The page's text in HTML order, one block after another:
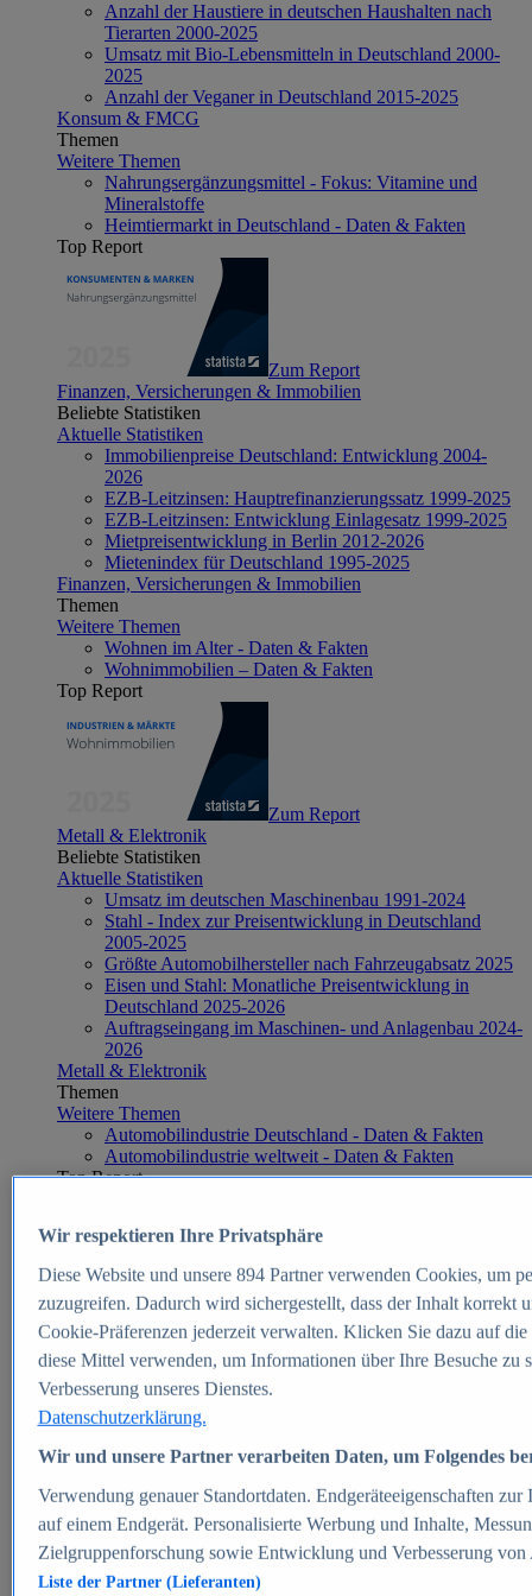
Anzahl der Haustiere in deutschen Haushalten nach
Tierarten 2000-2025
Umsatz mit Bio-Lebensmitteln in Deutschland 2000-
2025
Anzahl der Veganer in Deutschland 2015-2025
Konsum & FMCG
Themen
Weitere Themen
Nahrungsergänzungsmittel - Fokus: Vitamine und
Mineralstoffe
Heimtiermarkt in Deutschland - Daten & Fakten
Top Report
Zum Report
Finanzen, Versicherungen & Immobilien
Beliebte Statistiken
Aktuelle Statistiken
Immobilienpreise Deutschland: Entwicklung 2004-
2026
EZB-Leitzinsen: Hauptrefinanzierungssatz 1999-2025
EZB-Leitzinsen: Entwicklung Einlagesatz 1999-2025
Mietpreisentwicklung in Berlin 2012-2026
Mietenindex für Deutschland 1995-2025
Finanzen, Versicherungen & Immobilien
Themen
Weitere Themen
Wohnen im Alter - Daten & Fakten
Wohnimmobilien – Daten & Fakten
Top Report
Zum Report
Metall & Elektronik
Beliebte Statistiken
Aktuelle Statistiken
Umsatz im deutschen Maschinenbau 1991-2024
Stahl - Index zur Preisentwicklung in Deutschland
2005-2025
Größte Automobilhersteller nach Fahrzeugabsatz 2025
Eisen und Stahl: Monatliche Preisentwicklung in
Deutschland 2025-2026
Auftragseingang im Maschinen- und Anlagenbau 2024-
2026
Metall & Elektronik
Themen
Weitere Themen
Automobilindustrie Deutschland - Daten & Fakten
Automobilindustrie weltweit - Daten & Fakten
Top Report
Zum Report
E-commerce
Beliebte Statistiken
Aktuelle Statistiken
E-Commerce - Entwicklung des Umsatzes in
Deutschland 1999-2025
Umsatz von Amazon in Deutschland und weltweit
2010-2025
B2C-E-Commerce: Top-50 Online Shops in
Deutschland 2024
Marktanteile von Online-Zahlungsverfahren in
Deutschland 2024
Umsatzstarke Warengruppen im Online-Handel in
Deutschland 2023-2025
Wir respektieren Ihre Privatsphäre
Diese Website und unsere 894Partner verwenden Cookies, um
zuzugreifen. Dadurch wird sichergestellt, dass der Inhalt korrekt
Cookie-Präferenzen jederzeit verwalten. Klicken Sie dazu auf
diese Mittel verwenden, um Informationen über Ihre Besuche
Verbesserung unseres Dienstes.
Datenschutzerklärung.
Wir und unsere Partner verarbeiten Daten, um Folgendes
Verwendung genauer Standortdaten. Endgeräteeigenschaften
auf einem Endgerät. Personalisierte Werbung und Inhalte,
Zielgruppenforschung sowie Entwicklung und Verbesserung von
Liste der Partner (Lieferanten)